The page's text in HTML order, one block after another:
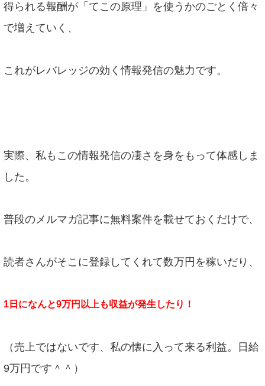
得られる報酬が「てこの原理」を使うかのごとく倍々
で増えていく、
これがレバレッジの効く情報発信の魅力です。
実際、私もこの情報発信の凄さを身をもって体感しま
した。
普段のメルマガ記事に無料案件を載せておくだけで、
読者さんがそこに登録してくれて数万円を稼いだり、
1日になんと9万円以上も収益が発生したり！
（売上ではないです、私の懐に入って来る利益。日給
9万円です＾＾）